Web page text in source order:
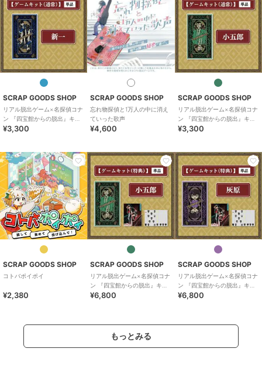
SCRAP GOODS SHOP
リアル脱出ゲーム×名探偵コナ
ン 『四宝館からの脱出』キッ
ト 工藤新一
¥3,300
SCRAP GOODS SHOP
忘れ物探偵と1万人の中に消え
ていった歌声
¥4,600
SCRAP GOODS SHOP
リアル脱出ゲーム×名探偵コナ
ン 『四宝館からの脱出』キッ
ト 毛利小五郎
¥3,300
SCRAP GOODS SHOP
コトバポイポイ
¥2,380
SCRAP GOODS SHOP
リアル脱出ゲーム×名探偵コナ
ン 『四宝館からの脱出』キッ
ト 毛利小五郎（特典）
¥6,800
SCRAP GOODS SHOP
リアル脱出ゲーム×名探偵コナ
ン 『四宝館からの脱出』キッ
ト_灰原哀（特典）
¥6,800
もっとみる